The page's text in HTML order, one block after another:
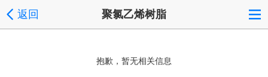
返回 聚氯乙烯树脂
抱歉，暂无相关信息